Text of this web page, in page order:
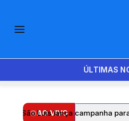
ÚLTIMAS
AO VIVO
Luís lança campanha para